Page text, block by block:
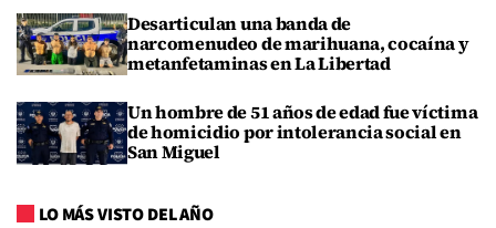
Desarticulan una banda de
narcomenudeo de marihuana, cocaína y
metanfetaminas en La Libertad
Un hombre de 51 años de edad fue víctima
de homicidio por intolerancia social en
San Miguel
LO MÁS VISTO DEL AÑO